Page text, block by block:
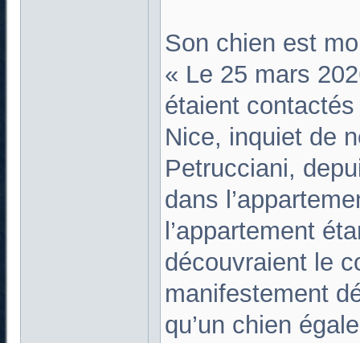
Son chien est
« Le 25 mars
étaient
Nice, inquiet de
Petrucciani,
dans
l’appartement
découvraient le
manifestement
qu’un chien